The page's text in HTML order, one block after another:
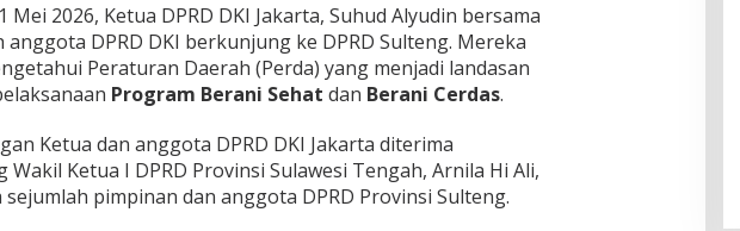
Mei 2026, Ketua DPRD DKI Jakarta, Suhud Alyudin bersama
anggota DPRD DKI berkunjung ke DPRD Sulteng. Mereka
Peraturan Daerah (Perda) yang menjadi landasan
Program Berani Sehat dan Berani Cerdas.
Ketua dan anggota DPRD DKI Jakarta diterima
Wakil Ketua I DPRD Provinsi Sulawesi Tengah, Arnila Hi Ali,
sejumlah pimpinan dan anggota DPRD Provinsi Sulteng.
Perempuan Bangsa Gelar Dua
Agenda Akbar Perkuat Mesin
Organisasi
Di Headline, Politika